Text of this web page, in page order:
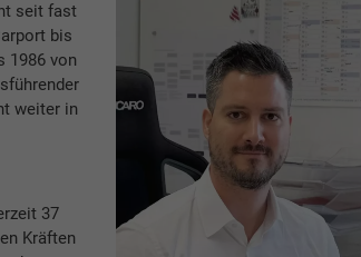
seit fast
bis
1986 von
weiter in
37
Kräften